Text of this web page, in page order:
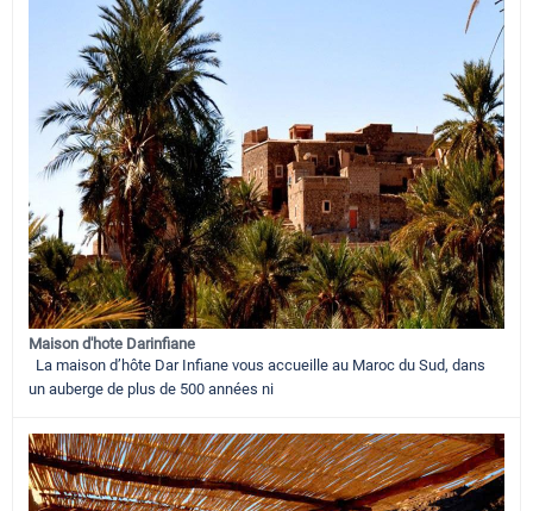
Maison d'hote Darinfiane
La maison d’hôte Dar Infiane vous accueille au Maroc du Sud, dans
un auberge de plus de 500 années ni